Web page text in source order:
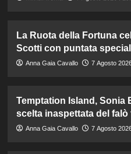
La Ruota della Fortuna
Scotti con puntata
Anna Gaia Cavallo 7 Agosto
Temptation Island, Sonia
scelta inaspettata del falò
Anna Gaia Cavallo 7 Agosto